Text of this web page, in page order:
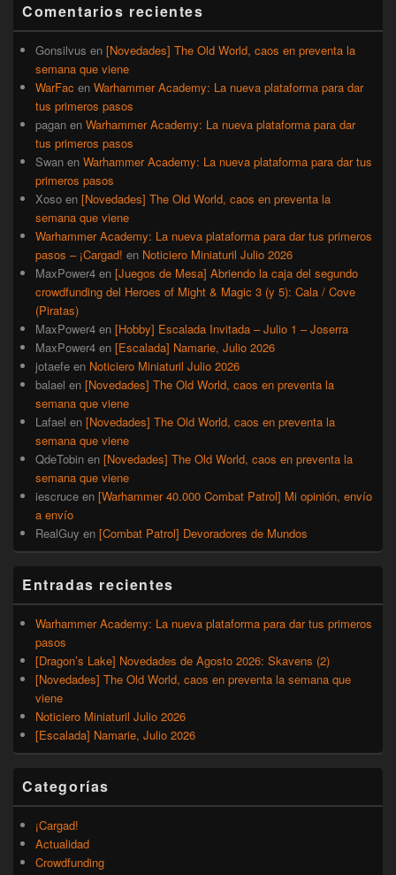
lateral
primaria
Comentarios recientes
Gonsilvus en [Novedades] The Old World, caos en preventa la
semana que viene
WarFac en Warhammer Academy: La nueva plataforma para dar
tus primeros pasos
pagan en Warhammer Academy: La nueva plataforma para dar
tus primeros pasos
Swan en Warhammer Academy: La nueva plataforma para dar tus
primeros pasos
Xoso en [Novedades] The Old World, caos en preventa la
semana que viene
Warhammer Academy: La nueva plataforma para dar tus primeros
pasos – ¡Cargad! en Noticiero Miniaturil Julio 2026
MaxPower4 en [Juegos de Mesa] Abriendo la caja del segundo
crowdfunding del Heroes of Might & Magic 3 (y 5): Cala / Cove
(Piratas)
MaxPower4 en [Hobby] Escalada Invitada – Julio 1 – Joserra
MaxPower4 en [Escalada] Namarie, Julio 2026
jotaefe en Noticiero Miniaturil Julio 2026
balael en [Novedades] The Old World, caos en preventa la
semana que viene
Lafael en [Novedades] The Old World, caos en preventa la
semana que viene
QdeTobin en [Novedades] The Old World, caos en preventa la
semana que viene
iescruce en [Warhammer 40.000 Combat Patrol] Mi opinión, envío
a envío
RealGuy en [Combat Patrol] Devoradores de Mundos
Entradas recientes
Warhammer Academy: La nueva plataforma para dar tus primeros
pasos
[Dragon’s Lake] Novedades de Agosto 2026: Skavens (2)
[Novedades] The Old World, caos en preventa la semana que
viene
Noticiero Miniaturil Julio 2026
[Escalada] Namarie, Julio 2026
Categorías
¡Cargad!
Actualidad
Crowdfunding